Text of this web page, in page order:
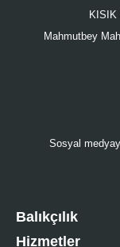
KISIK
Mahmutbey
Sosyal
Balıkçılık
Hizmetler